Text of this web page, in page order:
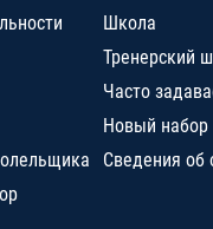
Школа
Тренерский
Часто
Новый набор
Сведения об